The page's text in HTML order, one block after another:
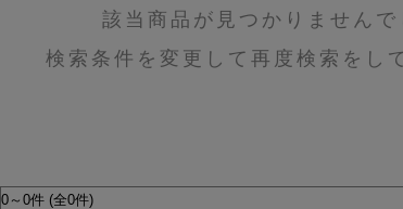
該当商品が見つかりませんで
検索条件を変更して再度検索をし
0～0件 (全0件)